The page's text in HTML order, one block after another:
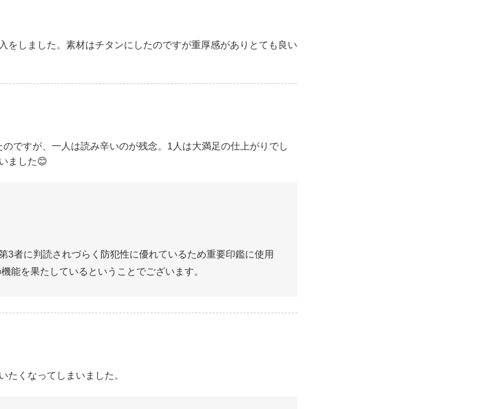
をしました。素材はチタンにしたのですが重厚感がありとても良い
ですが、一人は読み辛いのが残念。1人は大満足の仕上がりでし
ました😊
3者に判読されづらく防犯性に優れているため重要印鑑に使用
能を果たしているということでございます。
たくなってしまいました。